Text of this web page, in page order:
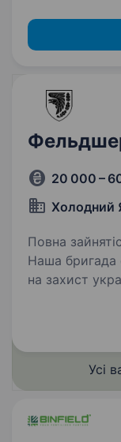
20 000 –
Холодний
Повна
Наша бригада
на захист
російського
Усі